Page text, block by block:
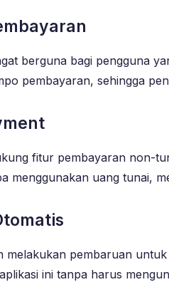
berguna bagi pengguna
pembayaran, sehingga
fitur pembayaran non-
menggunakan uang tunai,
melakukan pembaruan
ini tanpa harus